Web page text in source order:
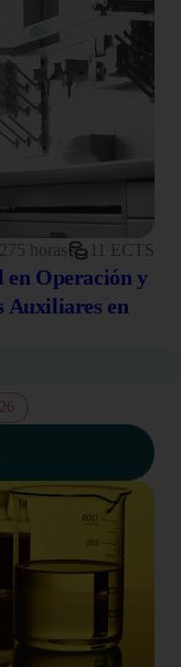
275 horas 11 ECTS
en Operación y
Auxiliares en